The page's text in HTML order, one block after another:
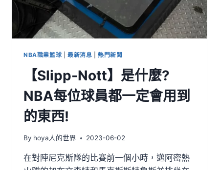
NBA職業籃球 最新消息 |熱門新聞
【Slipp-Nott】是什麼?
NBA每位球員都一定會用到
的東西!
By hoya人的世界 2023-06-02
在對陣尼克斯隊的比賽前一個小時，邁阿密熱